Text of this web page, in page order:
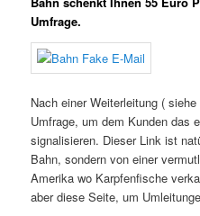
Umfrage.
Nach einer Weiterleitung (
Umfrage, um dem Kunden das
signalisieren. Dieser Link ist
Bahn, sondern von einer
Amerika wo Karpfenfische
aber diese Seite, um